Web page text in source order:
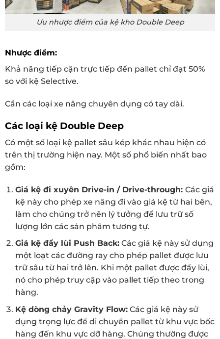
Ưu nhược điểm của kệ kho Double Deep
Nhược điểm:
Khả năng tiếp cận trực tiếp đến pallet chỉ đạt 50%
so với kệ Selective.
Cần các loại xe nâng chuyên dụng có tay dài.
Các loại kệ Double Deep
Có một số loại kệ pallet sâu kép khác nhau hiện có
trên thị trường hiện nay. Một số phổ biến nhất bao
gồm:
Giá kệ đi xuyên Drive-in / Drive-through: Các giá
kệ này cho phép xe nâng đi vào giá kệ từ hai bên,
làm cho chúng trở nên lý tưởng để lưu trữ số
lượng lớn các sản phẩm tương tự.
Giá kệ đẩy lùi Push Back:Các giá kệ này sử dụng
một loạt các đường ray cho phép pallet được lưu
trữ sâu từ hai trở lên. Khi một pallet được đẩy lùi,
nó cho phép truy cập vào pallet tiếp theo trong
hàng.
Kệ dòng chảy Gravity Flow:Các giá kệ này sử
dụng trọng lực để di chuyển pallet từ khu vực bốc
hàng đến khu vực dỡ hàng. Chúng thường được